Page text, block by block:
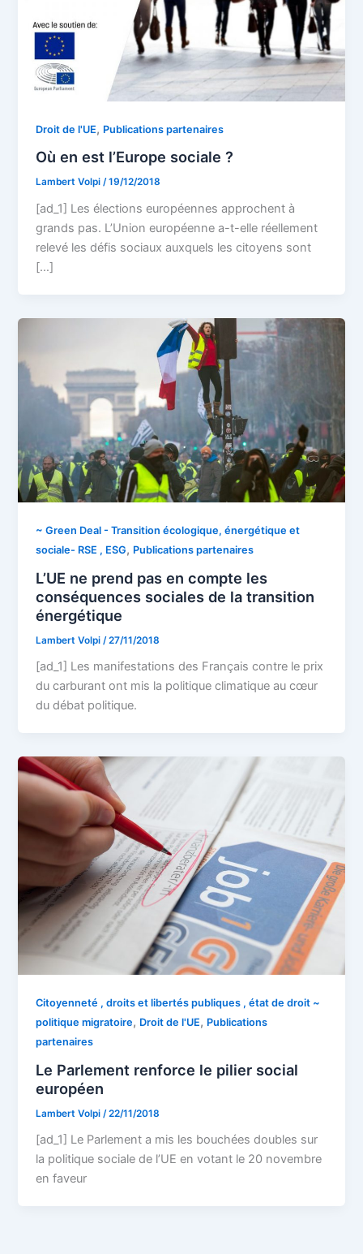
Droit de l'UE, Publications partenaires
Où en est l’Europe sociale ?
Lambert Volpi/19/12/2018
[ad_1] Les élections européennes approchent à
grands pas. L’Union européenne a-t-elle réellement
relevé les défis sociaux auxquels les citoyens sont
[…]
~ Green Deal - Transition écologique, énergétique et
sociale- RSE , ESG, Publications partenaires
L’UE ne prend pas en compte les
conséquences sociales de la transition
énergétique
Lambert Volpi /27/11/2018
[ad_1] Les manifestations des Français contre le prix
du carburant ont mis la politique climatique au cœur
du débat politique.
Citoyenneté , droits et libertés publiques , état de droit ~
politique migratoire, Droit de l'UE, Publications
partenaires
Le Parlement renforce le pilier social
européen
Lambert Volpi /22/11/2018
[ad_1] Le Parlement a mis les bouchées doubles sur
la politique sociale de l’UE en votant le 20 novembre
en faveur